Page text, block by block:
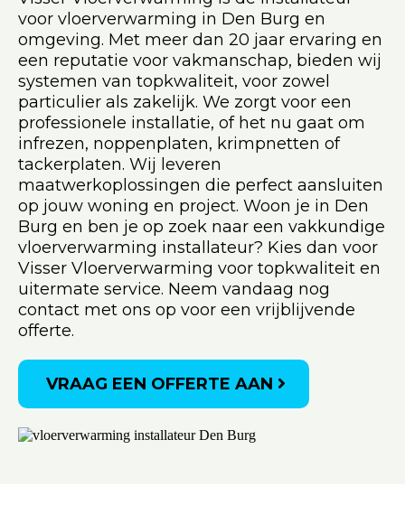
voor vloerverwarming in Den Burg en
omgeving. Met meer dan 20 jaar ervaring en
een reputatie voor vakmanschap, bieden wij
systemen van topkwaliteit, voor zowel
particulier als zakelijk. We zorgt voor een
professionele installatie, of het nu gaat om
infrezen, noppenplaten, krimpnetten of
tackerplaten. Wij leveren
maatwerkoplossingen die perfect aansluiten
op jouw woning en project. Woon je in Den
Burg en ben je op zoek naar een vakkundige
vloerverwarming installateur? Kies dan voor
Visser Vloerverwarming voor topkwaliteit en
uitermate service. Neem vandaag nog
contact met ons op voor een vrijblijvende
offerte.
VRAAG EEN OFFERTE AAN